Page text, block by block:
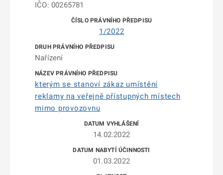
IČO: 00265781
1/2022
Nařízení
kterým se stanoví zákaz umístění
reklamy na veřejně přístupných místech
mimo provozovnu
14.02.2022
01.03.2022